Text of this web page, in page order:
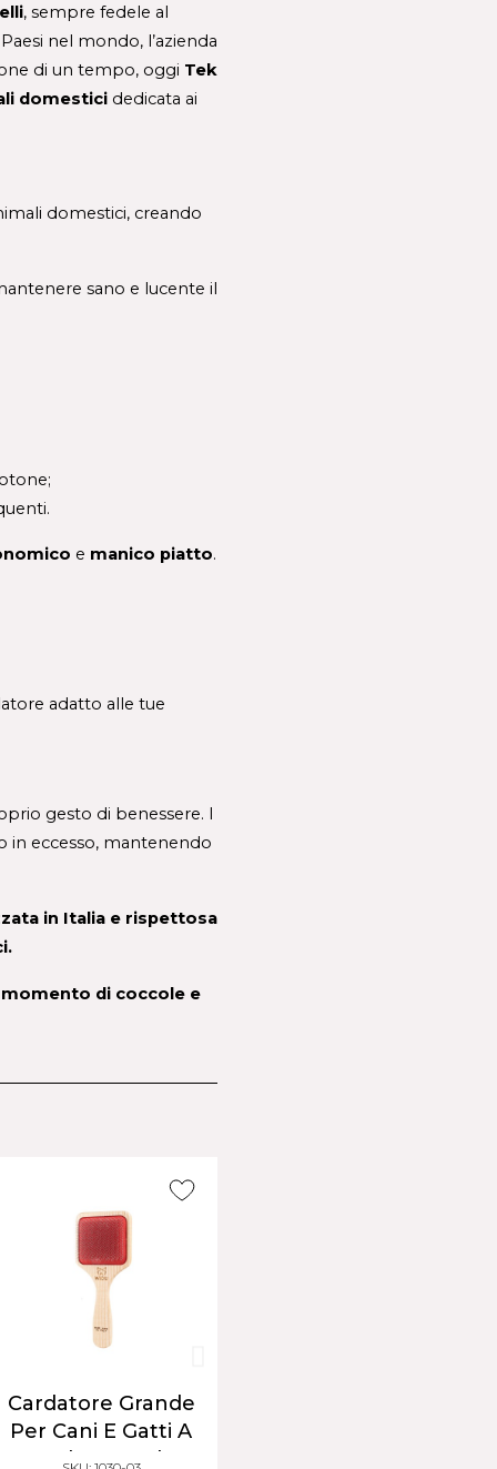
, sempre fedele al
nel mondo, l’azienda
di un tempo, oggi
domestici dedicata ai
sano e lucente il
e manico piatto.
adatto alle tue
in eccesso, mantenendo
in Italia e rispettosa
di coccole e
Cardatore Piccolo
Per Cani E Gatti A
Pelo Corto |